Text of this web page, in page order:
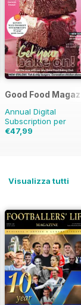
Good Food
Annual Digital
Subscription per
€47,99
Visualizza tutti